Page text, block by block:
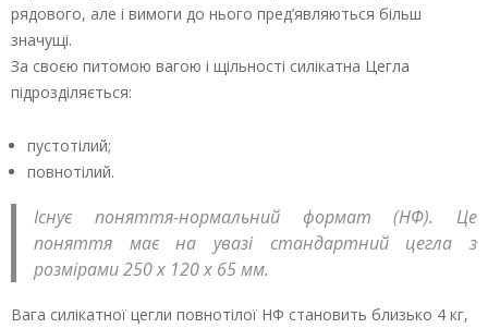
рядового, але і вимоги до нього пред’являються більш
значущі.
За своєю питомою вагою і щільності силікатна Цегла
підрозділяється:
пустотілий;
повнотілий.
Існує поняття-нормальний формат (НФ). Це
поняття має на увазі стандартний цегла з
розмірами 250 х 120 х 65 мм.
Вага силікатної цегли повнотілої НФ становить близько 4 кг,